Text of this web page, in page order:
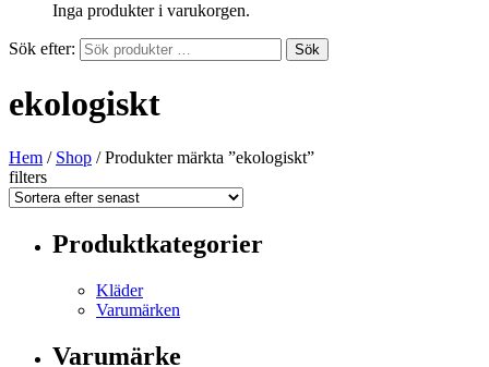
Inga produkter i varukorgen.
Sök efter: Sök
ekologiskt
Hem / Shop / Produkter märkta ”ekologiskt”
filters
Produktkategorier
Kläder
Varumärken
Varumärke